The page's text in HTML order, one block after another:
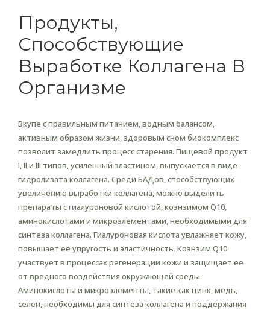
Продукты,
Способствующие
Выработке Коллагена В
Организме
Вкупе с правильным питанием, водным балансом,
активным образом жизни, здоровым сном биокомплекс
позволит замедлить процесс старения. Пищевой продукт
I, II и III типов, усиленный эластином, выпускается в виде
гидролизата коллагена. Среди БАДов, способствующих
увеличению выработки коллагена, можно выделить
препараты с гиалуроновой кислотой, коэнзимом Q10,
аминокислотами и микроэлементами, необходимыми для
синтеза коллагена. Гиалуроновая кислота увлажняет кожу,
повышает ее упругость и эластичность. Коэнзим Q10
участвует в процессах регенерации кожи и защищает ее
от вредного воздействия окружающей среды.
Аминокислоты и микроэлементы, такие как цинк, медь,
селен, необходимы для синтеза коллагена и поддержания